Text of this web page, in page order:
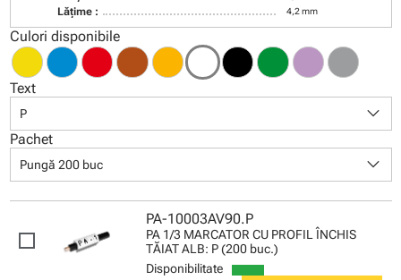
Lăţime : 4,2 mm
Culori disponibile
Text
P keyboard_arrow_down
Pachet
Pungă 200 buc keyboard_arrow_down
PA-10003AV90.P
PA 1/3 MARCATOR CU PROFIL ÎNCHIS
TĂIAT ALB: P (200 buc.)
Disponibilitate